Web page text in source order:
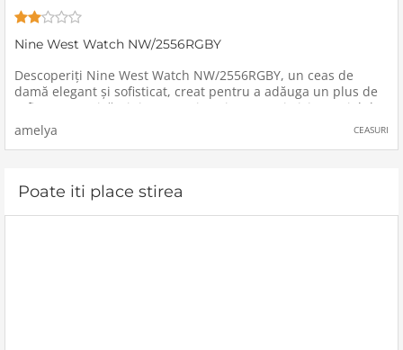
Nine West Watch NW/2556RGBY
Descoperiți Nine West Watch NW/2556RGBY, un ceas de
damă elegant și sofisticat, creat pentru a adăuga un plus de
rafinament oricărei ținute.Design și CaracteristiciMaterialul
Căpciorului: Confecționat din aliaj de înaltă calitate
amelya CEASURI
Poate iti place stirea